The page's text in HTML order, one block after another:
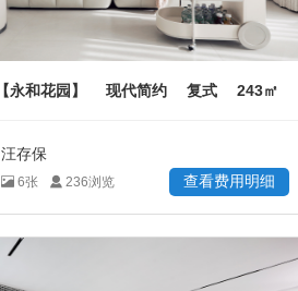
【永和花园】 现代简约 复式 243㎡
汪存保
6张 236浏览 查看费用明细